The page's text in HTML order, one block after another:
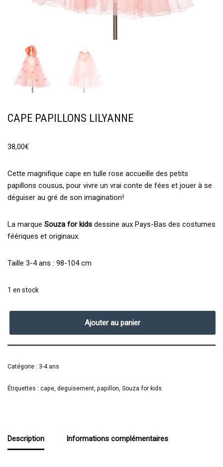
CAPE PAPILLONS LILYANNE
38,00€
Cette magnifique cape en tulle rose accueille des petits
papillons cousus, pour vivre un vrai conte de fées et jouer à se
déguiser au gré de son imagination!
La marque Souza for kids dessine aux Pays-Bas des costumes
féériques et originaux.
Taille 3-4 ans : 98-104 cm
1 en stock
Ajouter au panier
Catégorie : 3-4 ans
Étiquettes : cape deguisement papillon Souza for kids
Description Informations complémentaires